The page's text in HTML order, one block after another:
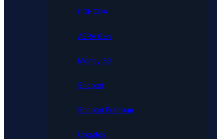
POHODA
ABRA Gen
Money S3
Shoptet
Shoptet Premium
Upgates